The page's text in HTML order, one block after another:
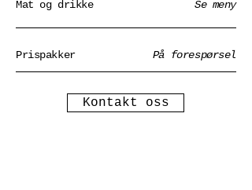
Mat og drikke Se meny
Prispakker På forespørsel
Kontakt oss